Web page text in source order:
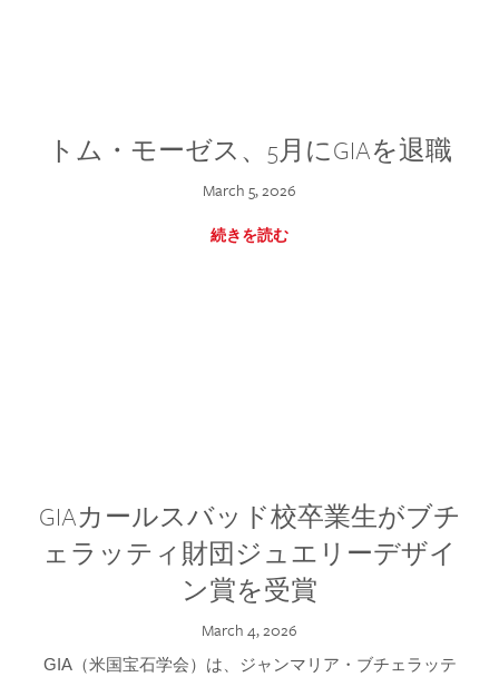
トム・モーゼス、5月にGIAを退職
March 5, 2026
続きを読む
GIAカールスバッド校卒業生がブチ
ェラッティ財団ジュエリーデザイ
ン賞を受賞
March 4, 2026
GIA（米国宝石学会）は、ジャンマリア・ブチェラッテ